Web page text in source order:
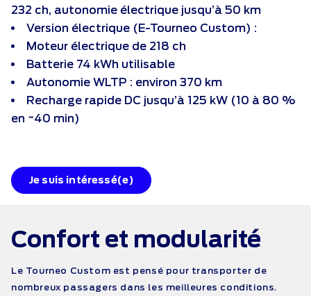
232 ch, autonomie électrique jusqu’à 50 km
Version électrique (E-Tourneo Custom) :
Moteur électrique de 218 ch
Batterie 74 kWh utilisable
Autonomie WLTP : environ 370 km
Recharge rapide DC jusqu’à 125 kW (10 à 80 %
en ~40 min)
Je suis intéressé(e)
Confort et modularité
Le Tourneo Custom est pensé pour transporter de
nombreux passagers dans les meilleures conditions.